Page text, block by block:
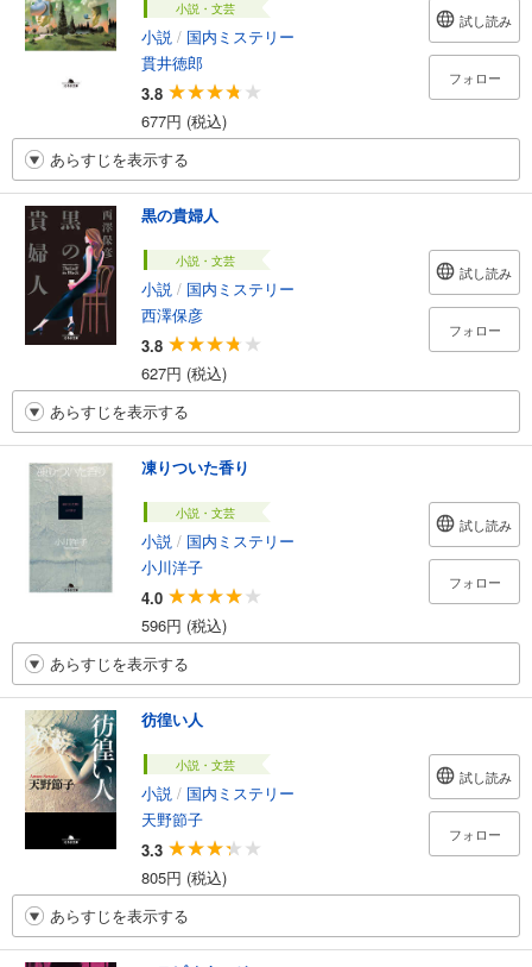
小説・文芸
小説 / 国内ミステリー
貫井徳郎
3.8
677円 (税込)
試し読み
フォロー
あらすじを表示する
黒の貴婦人
小説・文芸
小説 / 国内ミステリー
西澤保彦
3.8
627円 (税込)
試し読み
フォロー
あらすじを表示する
凍りついた香り
小説・文芸
小説 / 国内ミステリー
小川洋子
4.0
596円 (税込)
試し読み
フォロー
あらすじを表示する
彷徨い人
小説・文芸
小説 / 国内ミステリー
天野節子
3.3
805円 (税込)
試し読み
フォロー
あらすじを表示する